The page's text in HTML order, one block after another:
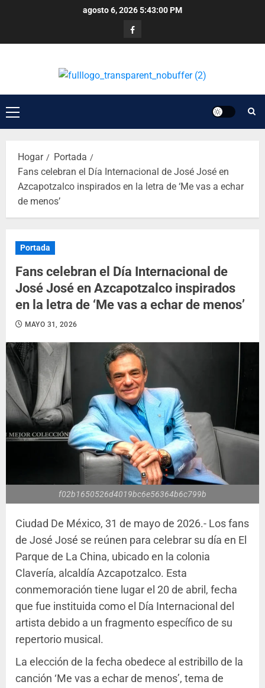
agosto 6, 20265:43:00 PM
Hogar
Portada
Fans celebran el Día Internacional de José José en
Azcapotzalco inspirados en la letra de ‘Me vas a echar
de menos’
Portada
Fans celebran el Día Internacional de
José José en Azcapotzalco inspirados
en la letra de ‘Me vas a echar de menos’
MAYO 31, 2026
f02b1650526d4019bc6e56364b6c799b
Ciudad De México, 31 de mayo de 2026.- Los fans
de José José se reúnen para celebrar su día en El
Parque de La China, ubicado en la colonia
Clavería, alcaldía Azcapotzalco. Esta
conmemoración tiene lugar el 20 de abril, fecha
que fue instituida como el Día Internacional del
artista debido a un fragmento específico de su
repertorio musical.
La elección de la fecha obedece al estribillo de la
canción ‘Me vas a echar de menos’, tema de